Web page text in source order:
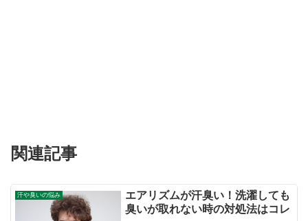
関連記事
汗や臭いの悩み
エアリズムが汗臭い！洗濯しても
臭いが取れない時の対処法はコレ